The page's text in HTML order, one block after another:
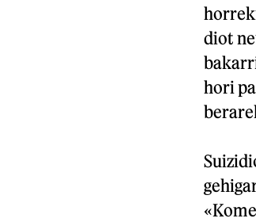
diot
hori